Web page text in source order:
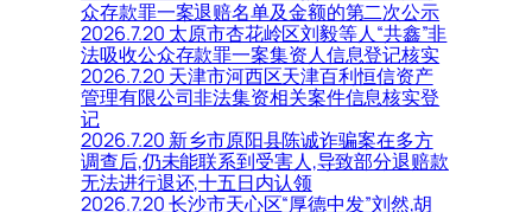
众存款罪一案退赔名单及金额的第二次公示
2026.7.20 太原市杏花岭区刘毅等人“共鑫”非
法吸收公众存款罪一案集资人信息登记核实
2026.7.20 天津市河西区天津百利恒信资产
管理有限公司非法集资相关案件信息核实登
记
2026.7.20 新乡市原阳县陈诚诈骗案在多方
调查后,仍未能联系到受害人,导致部分退赔款
无法进行退还,十五日内认领
2026.7.20 长沙市天心区“厚德中发”刘然,胡